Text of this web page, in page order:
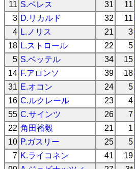
11 S.ペレス 31 11
3 D.リカルド 32 11
4 L.ノリス 21 3
18 L.ストロール 22 5
5 S.ベッテル 34 15
14 F.アロンソ 39 18
31 E.オコン 24 5
16 C.ルクレール 23 4
55 C.サインツ 26 7
22 角田裕毅 21 1
10 P.ガスリー 25 5
7 K.ライコネン 41 19